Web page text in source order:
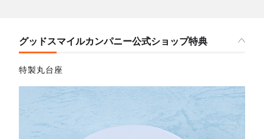
グッドスマイルカンパニー公式ショップ特典
特製丸台座